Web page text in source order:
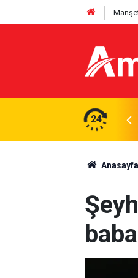
24
Yeni zam bu gece
Anasayfa